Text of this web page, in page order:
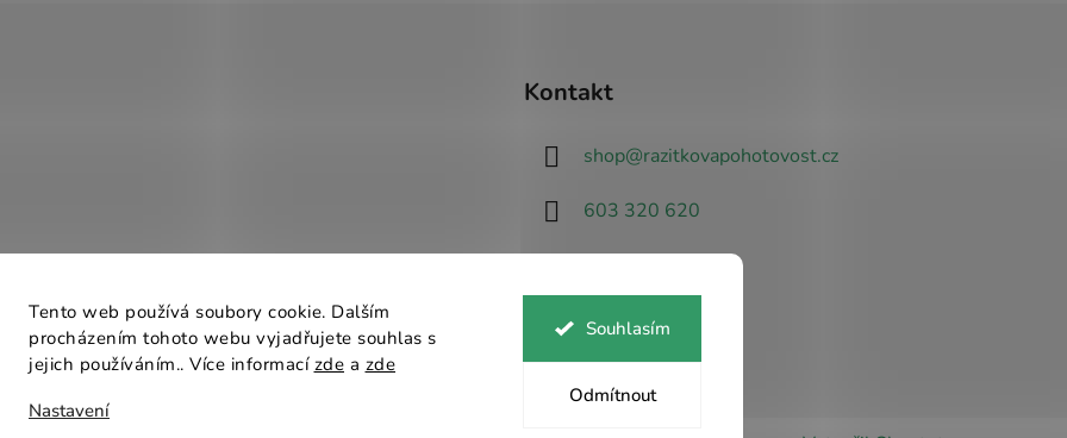
Tento web používá soubory cookie. Dalším
procházením tohoto webu vyjadřujete souhlas s
jejich používáním.. Více informací zde a zde
Nastavení
Odmítnout
Souhlasím
Kontakt
shop@razitkovapohotovost.cz
603 320 620
Návrhář designu